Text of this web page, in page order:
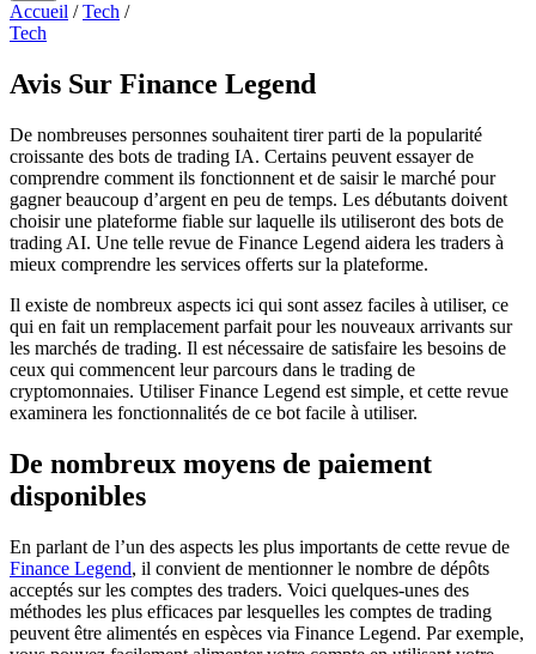
Accueil / Tech /
Tech
Avis Sur Finance Legend
De nombreuses personnes souhaitent tirer parti de la popularité
croissante des bots de trading IA. Certains peuvent essayer de
comprendre comment ils fonctionnent et de saisir le marché pour
gagner beaucoup d’argent en peu de temps. Les débutants doivent
choisir une plateforme fiable sur laquelle ils utiliseront des bots de
trading AI. Une telle revue de Finance Legend aidera les traders à
mieux comprendre les services offerts sur la plateforme.
Il existe de nombreux aspects ici qui sont assez faciles à utiliser, ce
qui en fait un remplacement parfait pour les nouveaux arrivants sur
les marchés de trading. Il est nécessaire de satisfaire les besoins de
ceux qui commencent leur parcours dans le trading de
cryptomonnaies. Utiliser Finance Legend est simple, et cette revue
examinera les fonctionnalités de ce bot facile à utiliser.
De nombreux moyens de paiement
disponibles
En parlant de l’un des aspects les plus importants de cette revue de
Finance Legend, il convient de mentionner le nombre de dépôts
acceptés sur les comptes des traders. Voici quelques-unes des
méthodes les plus efficaces par lesquelles les comptes de trading
peuvent être alimentés en espèces via Finance Legend. Par exemple,